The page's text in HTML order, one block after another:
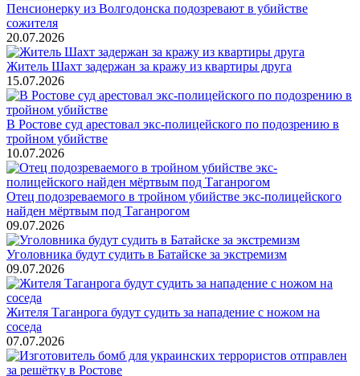
Пенсионерку из Волгодонска подозревают в убийстве
сожителя
20.07.2026
Житель Шахт задержан за кражу из квартиры друга
15.07.2026
В Ростове суд арестовал экс-полицейского по подозрению в
тройном убийстве
10.07.2026
Отец подозреваемого в тройном убийстве экс-полицейского
найден мёртвым под Таганрогом
09.07.2026
Уголовника будут судить в Батайске за экстремизм
09.07.2026
Жителя Таганрога будут судить за нападение с ножом на
соседа
07.07.2026